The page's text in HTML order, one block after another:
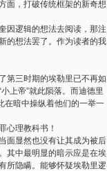
面，打破传统框架的新奇想
因逻辑的想法去阅读，那注
的想法罢了。作为读者的我
第三时期的埃勒里已不再如
小上帝”就此陨落。而迪德里
在暗中操纵着他们的一举一
心理教科书！
面显然也没有让其成为被后
其中最明显的暗示应是在埃
所隐瞒。能够怀疑埃勒里逻